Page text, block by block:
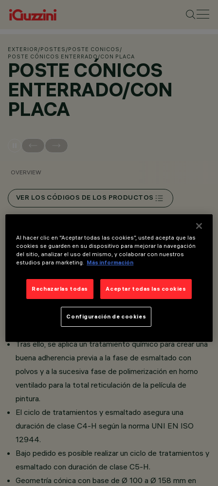
EXTERIOR /POSTES /POSTE CONICOS /
POSTE CÓNICOS ENTERRADO/CON PLACA
POSTE CÓNICOS
ENTERRADO/CON
PLACA
OVERVIEW
VER LOS CÓDIGOS DE LOS PRODUCTOS
Overview
Postes de acero EN10025- S235JR galvanizado en
ISO 1461 (EN40-5).
caliente, con pretratamiento sucesivo para eliminar los
Tras ello, se aplica un tratamiento químico para crear una
buena adherencia previa a la fase de esmaltado con
polvos y a la sucesiva fase de polimerización en horno
ventilado para la total reticulación de la película de
pintura.
El ciclo de tratamientos y esmaltado asegura una
duración de clase C4-H según la norma UNI EN ISO
12944.
Bajo pedido es posible realizar un ciclo de tratamientos y
esmaltado con duración de clase C5-H.
Geometría cónica con base de Ø 100 a Ø 158 mm en
Al hacer clic en “Aceptar todas las cookies”, usted acepta que las
cookies se guarden en su dispositivo para mejorar la navegación
del sitio, analizar el uso del mismo, y colaborar con nuestros
estudios para marketing. Más información
Rechazarlas todas Aceptar todas las cookies
Configuración de cookies